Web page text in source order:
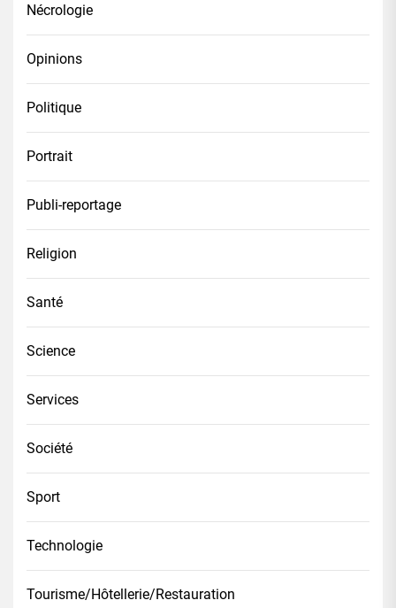
Nécrologie
Opinions
Politique
Portrait
Publi-reportage
Religion
Santé
Science
Services
Société
Sport
Technologie
Tourisme/Hôtellerie/Restauration